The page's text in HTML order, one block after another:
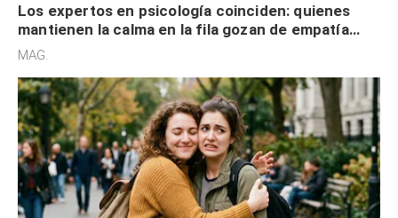
Los expertos en psicología coinciden: quienes
mantienen la calma en la fila gozan de empatía
cognitiva, gratitud y no solo tienen autocontrol
MAG.